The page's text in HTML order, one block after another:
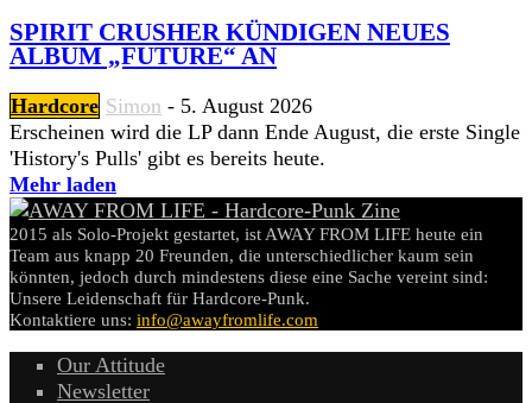
SPIRIT CRUSHER KÜNDIGEN NEUES
ALBUM „FUTURE“ AN
Hardcore Simon - 5. August 2026
Erscheinen wird die LP dann Ende August, die erste Single
'History's Pulls' gibt es bereits heute.
Mehr laden
2015 als Solo-Projekt gestartet, ist AWAY FROM LIFE heute ein
Team aus knapp 20 Freunden, die unterschiedlicher kaum sein
könnten, jedoch durch mindestens diese eine Sache vereint sind:
Unsere Leidenschaft für Hardcore-Punk.
Kontaktiere uns: info@awayfromlife.com
Our Attitude
Newsletter